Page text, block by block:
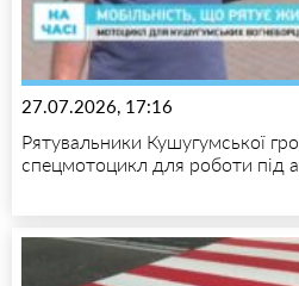
27.07.2026, 17:16
Рятувальники Кушугумської
спецмотоцикл для роботи під